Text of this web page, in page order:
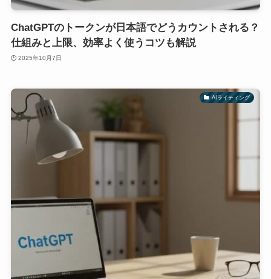
ChatGPTのトークンが日本語でどうカウントされる？
仕組みと上限、効率よく使うコツも解説
2025年10月7日
AIライティング